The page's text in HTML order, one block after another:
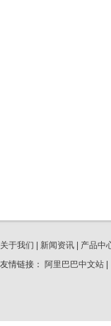
关于我们 新闻资讯 产品中
友情链接： 阿里巴巴中文站